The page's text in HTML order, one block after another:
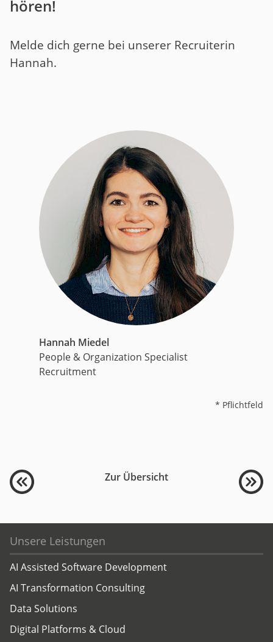
hören!
Melde dich gerne bei unserer Recruiterin
Hannah.
Hannah Miedel
People & Organization Specialist
Recruitment
* Pflichtfeld
Zur Übersicht
Unsere Leistungen
AI Assisted Software Development
AI Transformation Consulting
Data Solutions
Digital Platforms & Cloud